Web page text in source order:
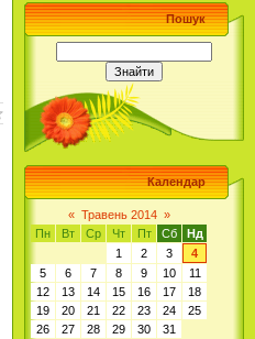
Пошук
Календар
« Травень 2014 »
Пн
Вт Ср Чт Пт Сб
Нд
1
2 3
4
5
6 7 8 9 10
11
12
13 14 15 16 17
18
19
20 21 22 23 24
25
26
27 28 29 30 31